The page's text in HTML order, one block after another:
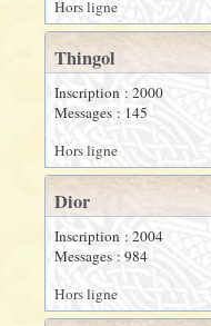
Hors ligne
Thingol
Inscription : 2000
Messages : 145
Hors ligne
Dior
Inscription : 2004
Messages : 984
Hors ligne